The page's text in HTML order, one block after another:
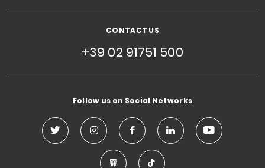
CONTACT US
+39 02 91751 500
Follow us on Social Networks